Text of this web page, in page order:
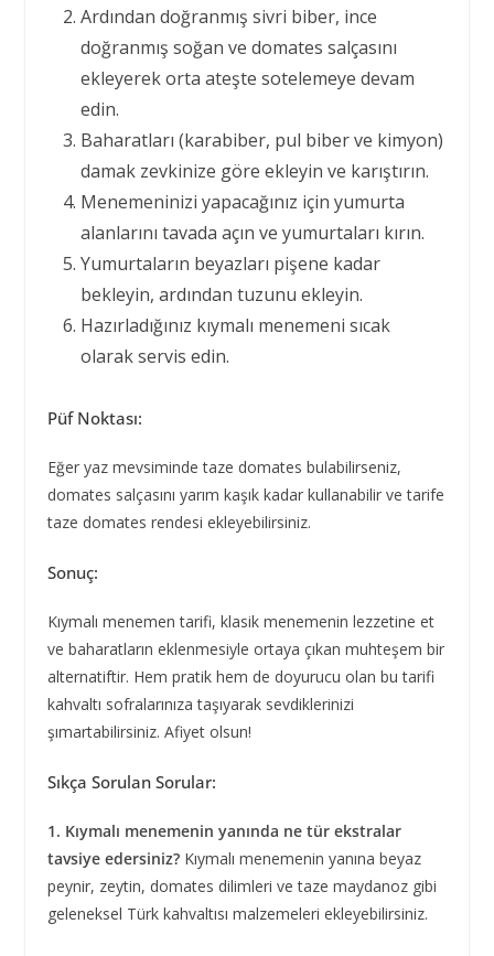
Ardından doğranmış sivri biber, ince
doğranmış soğan ve domates salçasını
ekleyerek orta ateşte sotelemeye devam
edin.
Baharatları (karabiber, pul biber ve kimyon)
damak zevkinize göre ekleyin ve karıştırın.
Menemeninizi yapacağınız için yumurta
alanlarını tavada açın ve yumurtaları kırın.
Yumurtaların beyazları pişene kadar
bekleyin, ardından tuzunu ekleyin.
Hazırladığınız kıymalı menemeni sıcak
olarak servis edin.
Püf Noktası:
Eğer yaz mevsiminde taze domates bulabilirseniz,
domates salçasını yarım kaşık kadar kullanabilir ve tarife
taze domates rendesi ekleyebilirsiniz.
Sonuç:
Kıymalı menemen tarifi, klasik menemenin lezzetine et
ve baharatların eklenmesiyle ortaya çıkan muhteşem bir
alternatiftir. Hem pratik hem de doyurucu olan bu tarifi
kahvaltı sofralarınıza taşıyarak sevdiklerinizi
şımartabilirsiniz. Afiyet olsun!
Sıkça Sorulan Sorular:
1. Kıymalı menemenin yanında ne tür ekstralar
tavsiye edersiniz?Kıymalı menemenin yanına beyaz
peynir, zeytin, domates dilimleri ve taze maydanoz gibi
geleneksel Türk kahvaltısı malzemeleri ekleyebilirsiniz.